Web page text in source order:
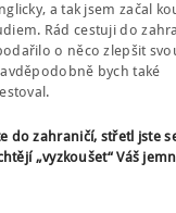
a tak jsem začal
Rád cestuji do
o něco zlepšit
bych také
do zahraničí, střetl jste
„vyzkoušet“ Váš